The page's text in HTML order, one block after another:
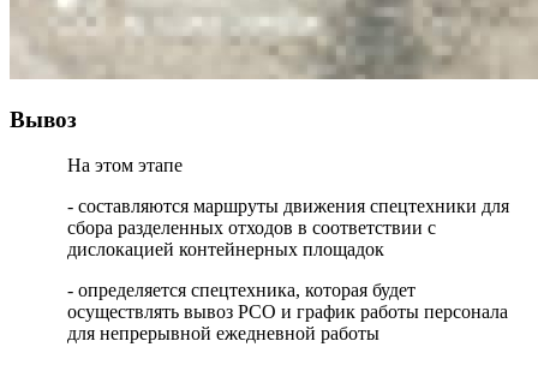
Вывоз
На этом этапе
- составляются маршруты движения спецтехники для
сбора разделенных отходов в соответствии с
дислокацией контейнерных площадок
- определяется спецтехника, которая будет
осуществлять вывоз РСО и график работы персонала
для непрерывной ежедневной работы